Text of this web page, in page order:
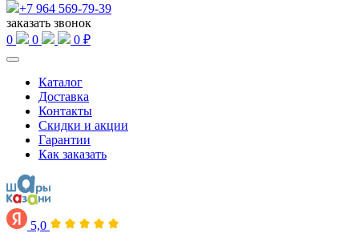
+7 964 569-79-39
заказать звонок
0
0 0 ₽
Каталог
Доставка
Контакты
Скидки и акции
Гарантии
Как заказать
5,0